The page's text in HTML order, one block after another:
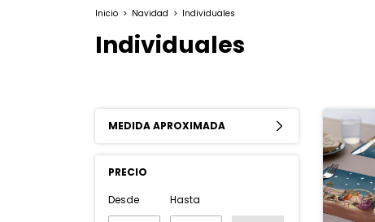
Inicio > Navidad > Individuales
Individuales
MEDIDA APROXIMADA
PRECIO
Desde
Hasta